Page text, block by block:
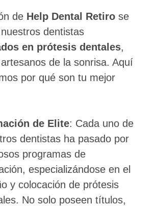
de Help Dental Retiro se
dentistas
en prótesis dentales,
de la sonrisa. Aquí
por qué son tu mejor
de Elite: Cada uno de
dentistas ha pasado por
programas de
especializándose en el
y colocación de prótesis
No solo poseen títulos,